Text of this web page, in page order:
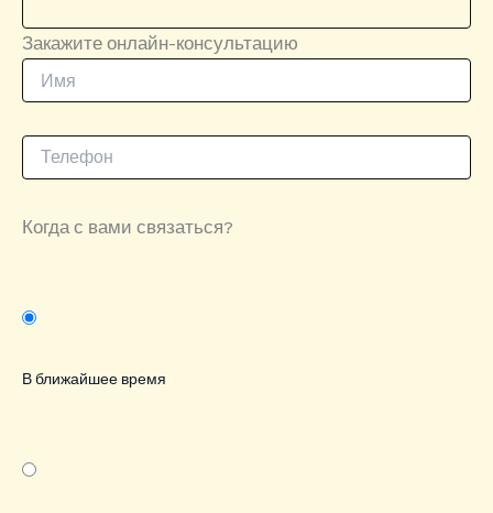
Закажите онлайн-консультацию
Когда с вами связаться?
В ближайшее время